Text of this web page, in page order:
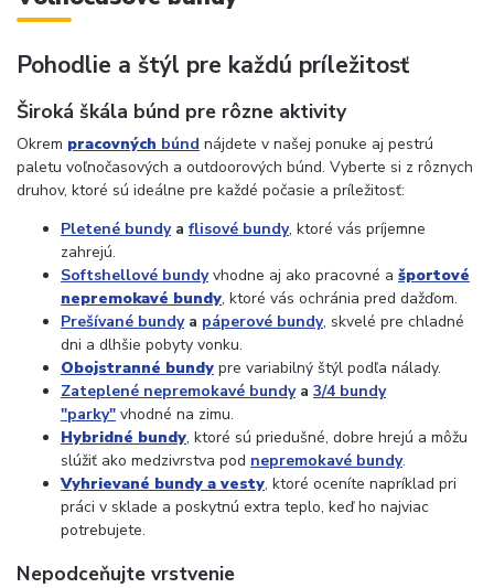
Pohodlie a štýl pre každú príležitosť
Široká škála búnd pre rôzne aktivity
Okrem pracovných búnd nájdete v našej ponuke aj pestrú
paletu voľnočasových a outdoorových búnd. Vyberte si z rôznych
druhov, ktoré sú ideálne pre každé počasie a príležitosť:
Pletené bundya flisové bundy, ktoré vás príjemne
zahrejú.
Softshellové bundyvhodne aj ako pracovné a športové
nepremokavé bundy, ktoré vás ochránia pred dažďom.
Prešívané bundya páperové bundy, skvelé pre chladné
dni a dlhšie pobyty vonku.
Obojstranné bundy pre variabilný štýl podľa nálady.
Zateplené nepremokavé bundya 3/4 bundy
"parky" vhodné na zimu.
Hybridné bundy, ktoré sú priedušné, dobre hrejú a môžu
slúžiť ako medzivrstva pod nepremokavé bundy.
Vyhrievané bundy a vesty, ktoré oceníte napríklad pri
práci v sklade a poskytnú extra teplo, keď ho najviac
potrebujete.
Nepodceňujte vrstvenie